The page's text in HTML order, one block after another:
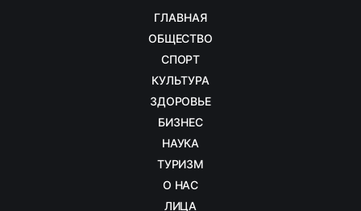
ГЛАВНАЯ
ОБЩЕСТВО
СПОРТ
КУЛЬТУРА
ЗДОРОВЬЕ
БИЗНЕС
НАУКА
ТУРИЗМ
О НАС
ЛИЦА